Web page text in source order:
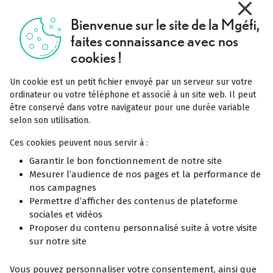
Tout comprendre
Complémentaire santé
Pourquoi rejoindre la Mgéfi
Notre service Acceo
Réclamation
En savoir plus
Offres spécifiques
La complémentaire santé solidaire
Bienvenue sur le site de la Mgéfi,
faites connaissance avec nos
cookies !
Un cookie est un petit fichier envoyé par un serveur sur votre
ordinateur ou votre téléphone et associé à un site web. Il peut
être conservé dans votre navigateur pour une durée variable
selon son utilisation.
Ces cookies peuvent nous servir à :
Garantir le bon fonctionnement de notre site
Mesurer l’audience de nos pages et la performance de
nos campagnes
Permettre d’afficher des contenus de plateforme
sociales et vidéos
Proposer du contenu personnalisé suite à votre visite
sur notre site
Vous pouvez personnaliser votre consentement, ainsi que
X